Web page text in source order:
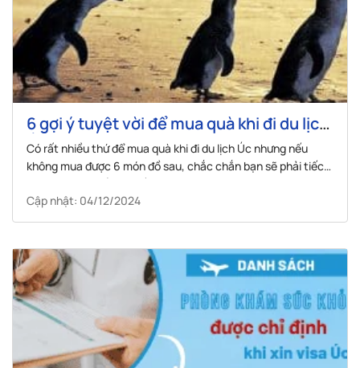
6 gợi ý tuyệt vời để mua quà khi đi du lịch
Úc
Có rất nhiều thứ để mua quà khi đi du lịch Úc nhưng nếu
không mua được 6 món đồ sau, chắc chắn bạn sẽ phải tiếc
hùi hụi lúc trở về nhà đấy!
Cập nhật: 04/12/2024